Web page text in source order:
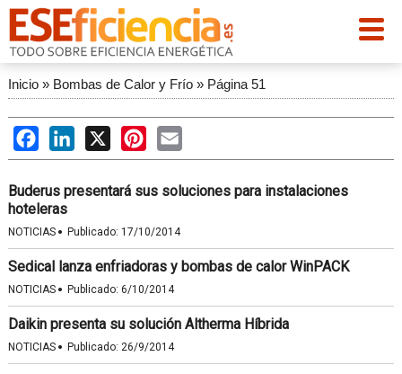
Inicio» Bombas de Calor y Frío» Página 51
FacebookLinkedIn
X PinterestEmail
Buderus presentará sus soluciones para instalaciones
hoteleras
NOTICIAS · Publicado: 17/10/2014
Sedical lanza enfriadoras y bombas de calor WinPACK
NOTICIAS · Publicado: 6/10/2014
Daikin presenta su solución Altherma Híbrida
NOTICIAS · Publicado: 26/9/2014